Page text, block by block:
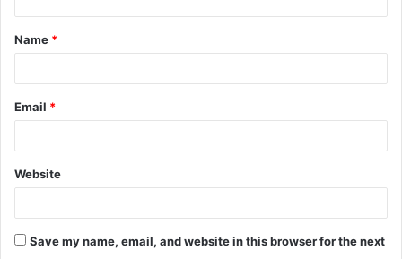
t
*
Name *
Email *
Website
Save my name, email, and website in this browser for the next